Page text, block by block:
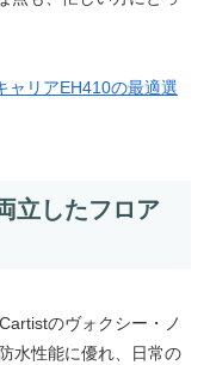
ャリアEH410の最適選
立したフロア
のヴォクシー・ノ
水性能に優れ、日常の